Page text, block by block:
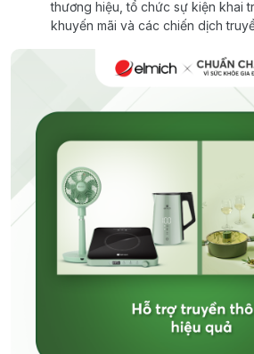
thương hiệu, tổ chức sự kiện khai
khuyến mãi và các chiến dịch